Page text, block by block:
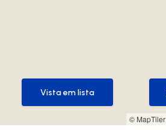
© MapTiler
Vista em lista
Vista em lista